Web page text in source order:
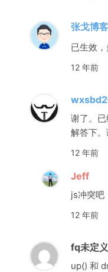
张戈博客
已生效
12 年前
谢了。
解答下
12 年前
Jeff
js冲突吧
12 年前
fq未定义
up() 和